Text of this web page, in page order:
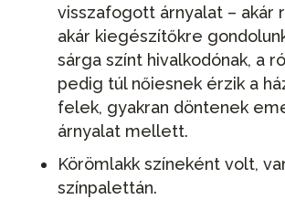
visszafogott árnyalat – akár
akár kiegészítőkre
sárga színt hivalkodónak, a
pedig túl nőiesnek érzik a
felek, gyakran döntenek
árnyalat mellett.
Körömlakk színeként volt,
színpalettán.